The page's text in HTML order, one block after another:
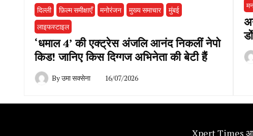
दिल्ली फ़िल्म समीक्षाएँ मनोरंजन मुख्य समाचार
मुंबई
लाइफस्टाइल
‘धमाल 4’ की एक्ट्रेस अंजलि आनंद निकलीं नेपो
किड! जानिए किस दिग्गज अभिनेता की बेटी हैं
Byउमा सक्सेना 16/07/2026
Xpert Times